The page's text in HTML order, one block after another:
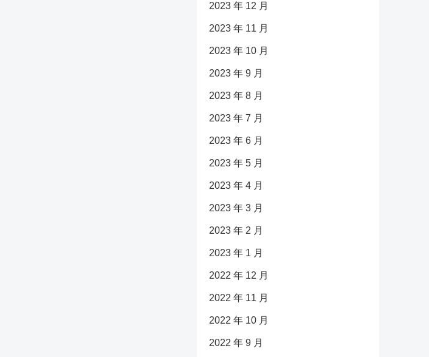
2023 年 12 月
2023 年 11 月
2023 年 10 月
2023 年 9 月
2023 年 8 月
2023 年 7 月
2023 年 6 月
2023 年 5 月
2023 年 4 月
2023 年 3 月
2023 年 2 月
2023 年 1 月
2022 年 12 月
2022 年 11 月
2022 年 10 月
2022 年 9 月